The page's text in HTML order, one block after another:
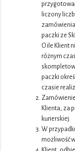
liczony
paczki ze
O ile Klient
różnym
paczki
czasie
Klienta, za
kurierskiej.
W
możliwość